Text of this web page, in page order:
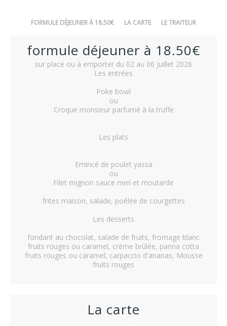
FORMULE DÉJEUNER À 18.50€ LA CARTE LE TRAITEUR
formule déjeuner à 18.50€
sur place ou à emporter du 02 au 06 juillet 2026
Les entrées
Poke bowl
ou
Croque monsieur parfumé à la truffe
Les plats
Emincé de poulet yassa
ou
Filet mignon sauce miel et moutarde
frites maison, salade, poêlée de courgettes
Les desserts
fondant au chocolat, salade de fruits, fromage blanc
fruits rouges ou caramel, crème brûlée, panna cotta
fruits rouges ou caramel, carpaccio d'ananas, Mousse
fruits rouges
La carte